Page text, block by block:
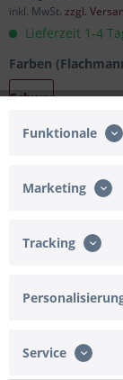
inkl. MwSt. zzgl.
Lieferzeit 1-4
Farben
Schwarz
Artikel-Nr.:
Beschreibung
Wismar Skyline
Funktionale
Marketing
Tracking
Service